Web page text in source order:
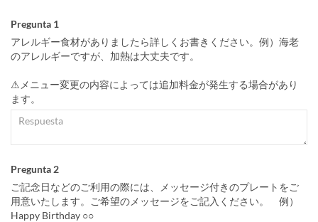
Pregunta 1
アレルギー食材がありましたら詳しくお書きください。例）海老
のアレルギーですが、加熱は大丈夫です。
⚠︎メニュー変更の内容によっては追加料金が発生する場合があり
ます。
Pregunta 2
ご記念日などのご利用の際には、メッセージ付きのプレートをご
用意いたします。ご希望のメッセージをご記入ください。 例）
Happy Birthday ○○